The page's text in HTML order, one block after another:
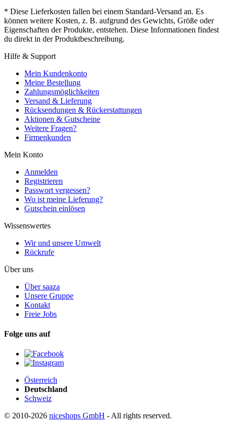
* Diese Lieferkosten fallen bei einem Standard-Versand an. Es
können weitere Kosten, z. B. aufgrund des Gewichts, Größe oder
Eigenschaften der Produkte, entstehen. Diese Informationen findest
du direkt in der Produktbeschreibung.
Hilfe & Support
Mein Kundenkonto
Meine Bestellung
Zahlungsmöglichkeiten
Versand & Lieferung
Rücksendungen & Rückerstattungen
Aktionen & Gutscheine
Weitere Fragen?
Firmenkunden
Mein Konto
Anmelden
Registrieren
Passwort vergessen?
Wo ist meine Lieferung?
Gutschein einlösen
Wissenswertes
Wir und unsere Umwelt
Rückrufe
Über uns
Über saaza
Unsere Gruppe
Kontakt
Freie Jobs
Folge uns auf
Österreich
Deutschland
Schweiz
© 2010-2026 niceshops GmbH - All rights reserved.